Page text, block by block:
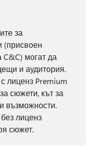
за
(присвоен
C&C) могат да
и аудитория.
лиценз Premium
сюжети, кът за
възможности.
лиценз
сюжет.